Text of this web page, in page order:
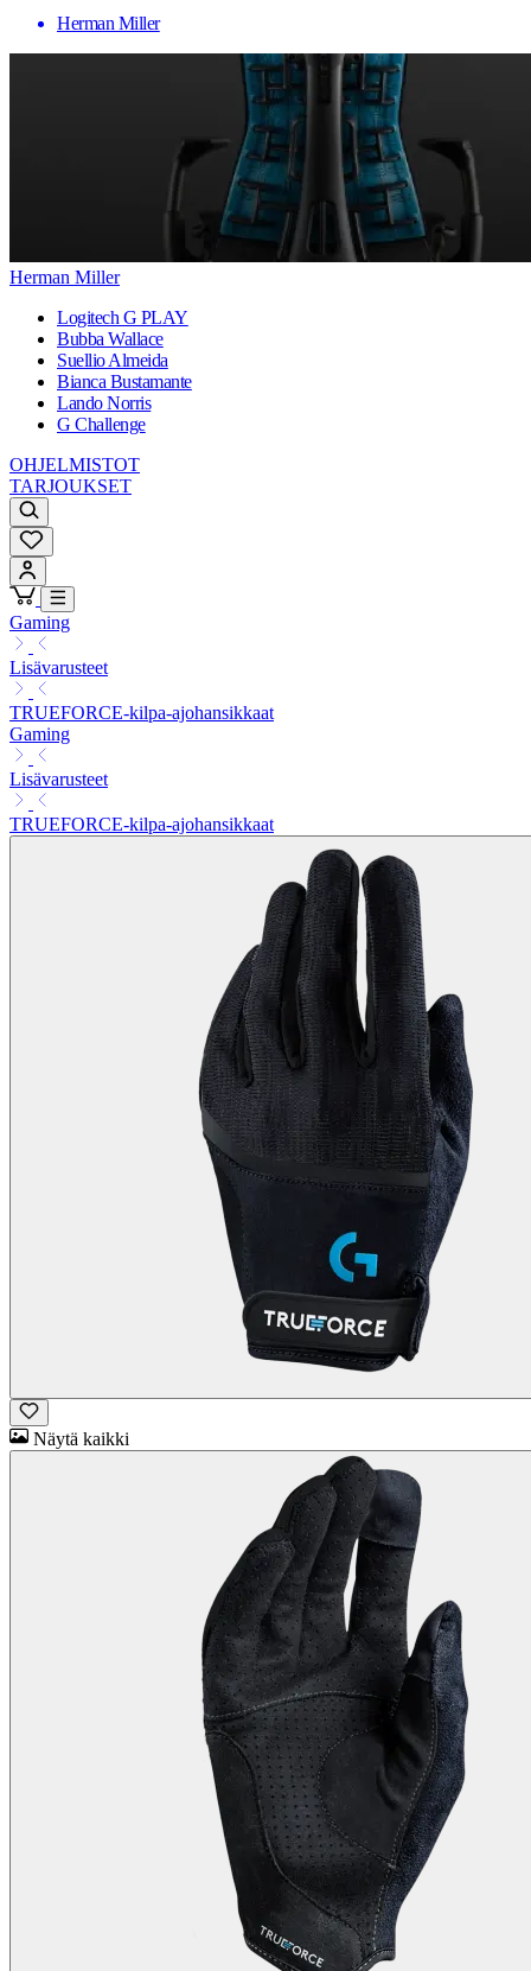
Herman Miller
Herman Miller
Logitech G PLAY
Bubba Wallace
Suellio Almeida
Bianca Bustamante
Lando Norris
G Challenge
OHJELMISTOT
TARJOUKSET
Gaming
Lisävarusteet
TRUEFORCE-kilpa-ajohansikkaat
Gaming
Lisävarusteet
TRUEFORCE-kilpa-ajohansikkaat
Näytä kaikki